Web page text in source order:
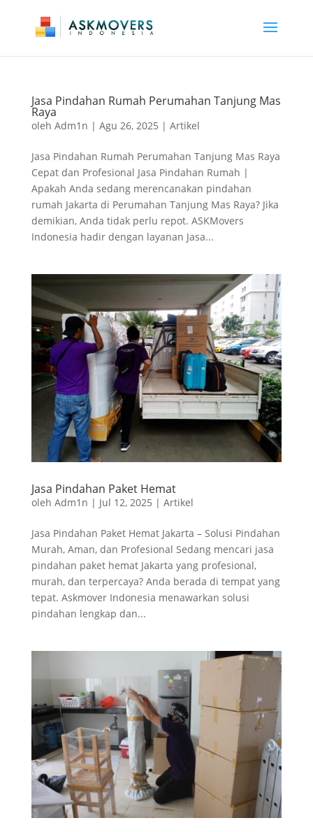
Jasa Pindahan Rumah Perumahan Tanjung Mas
Raya
oleh Adm1n | Agu 26, 2025 | Artikel
Jasa Pindahan Rumah Perumahan Tanjung Mas Raya
Cepat dan Profesional Jasa Pindahan Rumah |
Apakah Anda sedang merencanakan pindahan
rumah Jakarta di Perumahan Tanjung Mas Raya? Jika
demikian, Anda tidak perlu repot. ASKMovers
Indonesia hadir dengan layanan Jasa...
Jasa Pindahan Paket Hemat
oleh Adm1n | Jul 12, 2025 | Artikel
Jasa Pindahan Paket Hemat Jakarta – Solusi Pindahan
Murah, Aman, dan Profesional Sedang mencari jasa
pindahan paket hemat Jakarta yang profesional,
murah, dan terpercaya? Anda berada di tempat yang
tepat. Askmover Indonesia menawarkan solusi
pindahan lengkap dan...